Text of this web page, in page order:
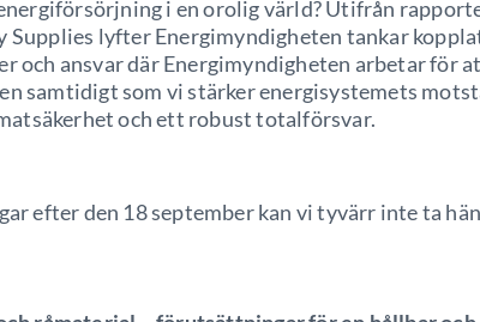
i en orolig värld? Utifrån
Supplies lyfter Energimyndigheten tankar
och ansvar där Energimyndigheten arbetar för
samtidigt som vi stärker energisystemets
och ett robust totalförsvar.
efter den 18 september kan vi tyvärr inte ta